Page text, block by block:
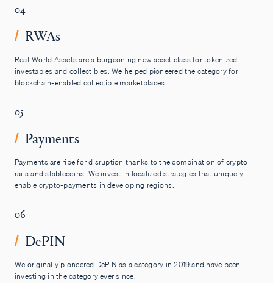
04
/ RWAs
Real-World Assets are a burgeoning new asset class for tokenized
investables and collectibles. We helped pioneered the category for
blockchain-enabled collectible marketplaces.
05
/ Payments
Payments are ripe for disruption thanks to the combination of crypto
rails and stablecoins. We invest in localized strategies that uniquely
enable crypto-payments in developing regions.
06
/ DePIN
We originally pioneered DePIN as a category in 2019 and have been
investing in the category ever since.